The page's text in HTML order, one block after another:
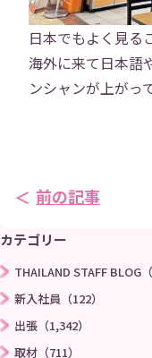
社員ブログ
Instagram
日本でもよく見る
海外に来て日本語
ンシャンが上がっ
前の記事
カテゴリー
THAILAND STAFF BLOG（
新入社員（122）
出張（1,342）
取材（711）